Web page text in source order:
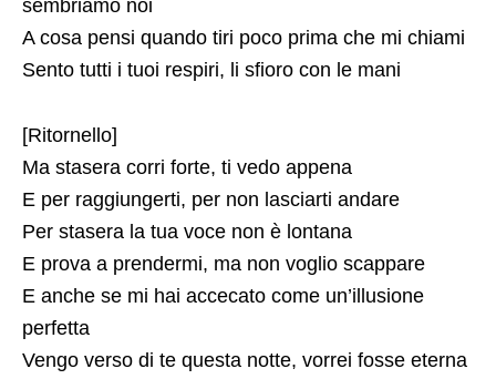
sembriamo noi
A cosa pensi quando tiri poco prima che mi chiami
Sento tutti i tuoi respiri, li sfioro con le mani
[Ritornello]
Ma stasera corri forte, ti vedo appena
E per raggiungerti, per non lasciarti andare
Per stasera la tua voce non è lontana
E prova a prеndermi, ma non voglio scappare
E anche sе mi hai accecato come un’illusione
perfetta
Vengo verso di te questa notte, vorrei fosse eterna